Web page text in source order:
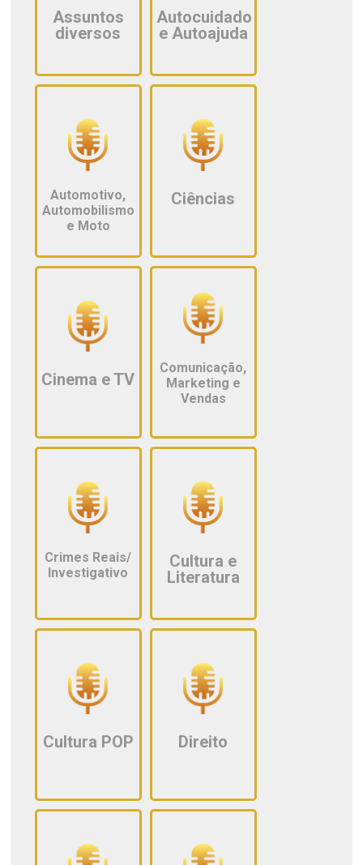
Assuntos
diversos
Autocuidado
e Autoajuda
Automotivo,
Automobilismo
e Moto
Ciências
Cinema e TV
Comunicação,
Marketing e
Vendas
Crimes Reais/
Investigativo
Cultura e
Literatura
Cultura POP Direito